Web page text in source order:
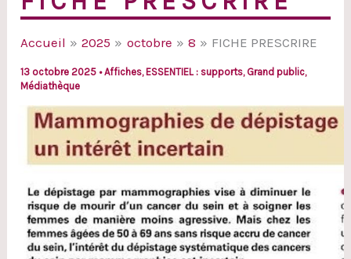
Accueil 2025 octobre 8 FICHE PRESCRIRE
13 octobre 2025 •Affiches, ESSENTIEL : supports, Grand public,
Médiathèque